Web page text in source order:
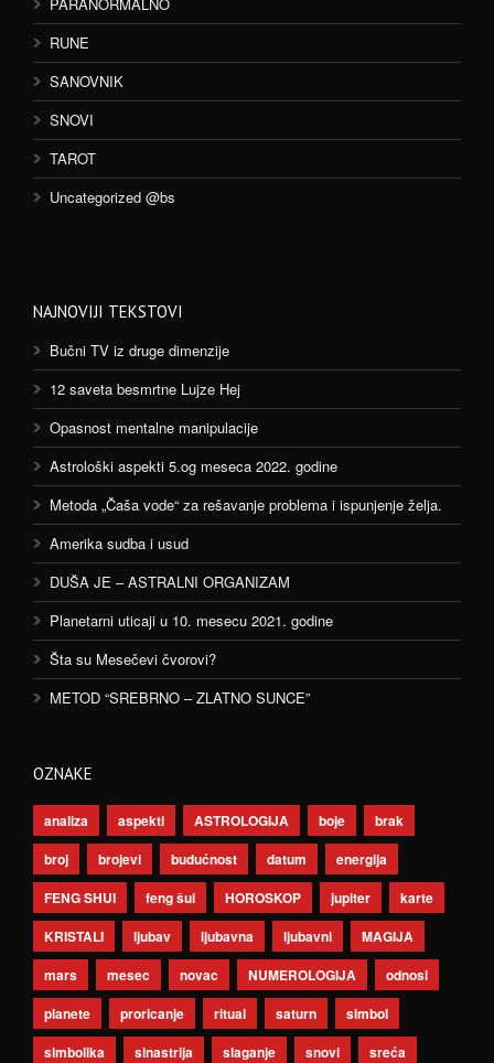
RUNE
SANOVNIK
SNOVI
TAROT
Uncategorized @bs
NAJNOVIJI TEKSTOVI
Bučni TV iz druge dimenzije
12 saveta besmrtne Lujze Hej
Opasnost mentalne manipulacije
Astrološki aspekti 5.og meseca 2022. godine
Metoda „Čaša vode“ za rešavanje problema i ispunjenje želja.
Amerika sudba i usud
DUŠA JE – ASTRALNI ORGANIZAM
Planetarni uticaji u 10. mesecu 2021. godine
Šta su Mesečevi čvorovi?
METOD “SREBRNO – ZLATNO SUNCE”
OZNAKE
analiza aspekti ASTROLOGIJA boje
brak
broj
brojevi budućnost datum
energija
FENG SHUI
feng šui HOROSKOP jupiter
karte
KRISTALI
ljubav ljubavna ljubavni
MAGIJA
mars
mesec novac NUMEROLOGIJA
odnosi
planete
proricanje ritual saturn
simbol
simbolika
sinastrija slaganje snovi sreća